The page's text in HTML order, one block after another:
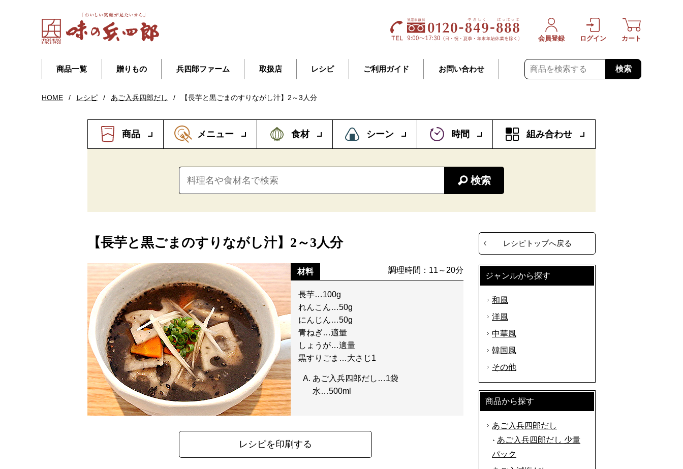
商品一覧 贈りもの 兵四郎ファーム 取扱店 レシピ ご利用ガイド お問い合わせ 検索
会員登録 ログイン カート
HOME / レシピ / あご入兵四郎だし / 【長芋と黒ごまのすりながし汁】2～3人分
商品 メニュー 食材 シーン 時間 組み合わせ
検索
【長芋と黒ごまのすりながし汁】2～3人分
材料 調理時間：11～20分
長芋…100g
れんこん…50g
にんじん…50g
青ねぎ…適量
しょうが…適量
黒すりごま…大さじ1
あご入兵四郎だし…1袋
水…500ml
レシピを印刷する
レシピトップへ戻る
ジャンルから探す
和風
洋風
中華風
韓国風
その他
商品から探す
あご入兵四郎だし
あご入兵四郎だし 少量
パック